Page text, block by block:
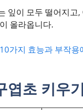
잎이 모두 떨어지고
올라옵니다.
가지 효능과 부작용
엽초 키우